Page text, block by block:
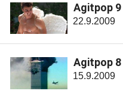
Agitpop 9
22.9.2009
Agitpop 8
15.9.2009